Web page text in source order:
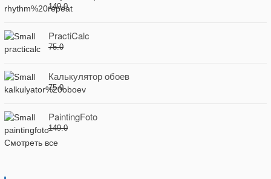
149.0
PractiCalc
75.0
Калькулятор обоев
75.0
PaintingFoto
149.0
Смотреть все